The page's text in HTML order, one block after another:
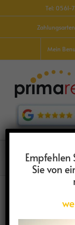
Inhalt
Tel: 0561-
Zahlungsarten
Mein
Holster
Empfehlen
Sie von